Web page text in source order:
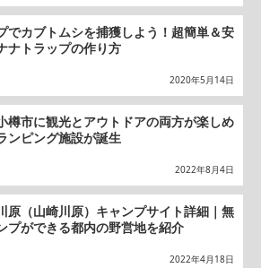
でカブトムシを捕獲しよう！超簡単＆安
ナトラップの作り方
2020年5月14日
樽市に観光とアウトドアの両方が楽しめ
ンピング施設が誕生
2022年8月4日
原（山崎川原）キャンプサイト詳細｜無
プができる都内の野営地を紹介
2022年4月18日